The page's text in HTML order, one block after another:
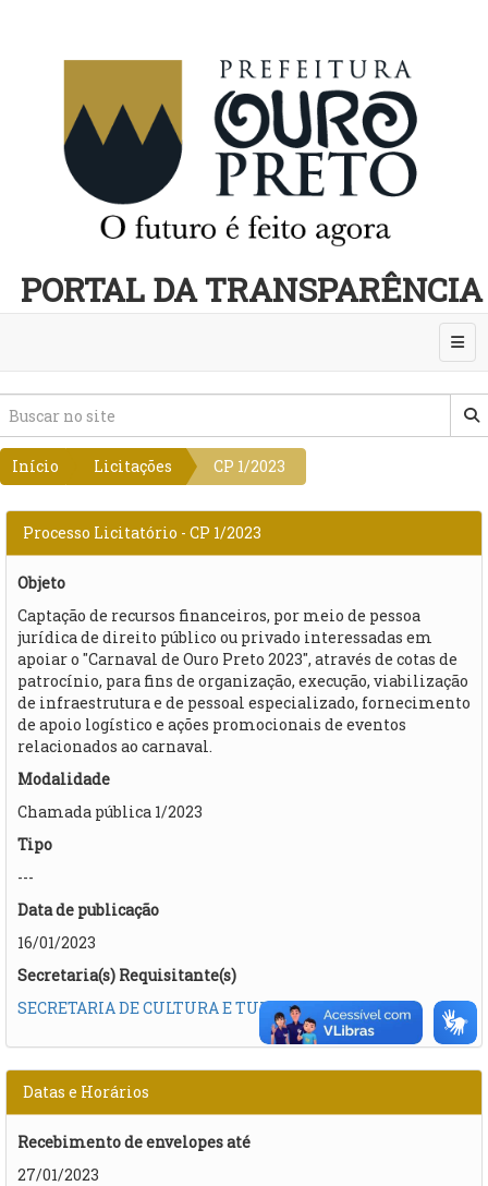
PORTAL DA TRANSPARÊNCIA
Início Licitações CP 1/2023
Processo Licitatório - CP 1/2023
Objeto
​Captação de recursos financeiros, por meio de pessoa
jurídica de direito público ou privado interessadas em
apoiar o "Carnaval de Ouro Preto 2023", através de cotas de
patrocínio, para fins de organização, execução, viabilização
de infraestrutura e de pessoal especializado, fornecimento
de apoio logístico e ações promocionais de eventos
relacionados ao carnaval.
Modalidade
Chamada pública 1/2023
Tipo
---
Data de publicação
16/01/2023
Secretaria(s) Requisitante(s)
SECRETARIA DE CULTURA E TURISMO
Datas e Horários
Recebimento de envelopes até
27/01/2023